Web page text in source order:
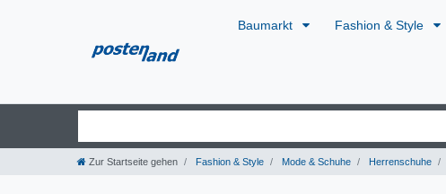
Baumarkt Fashion & Style
Zur Startseite gehen Fashion & Style Mode & Schuhe Herrenschuhe